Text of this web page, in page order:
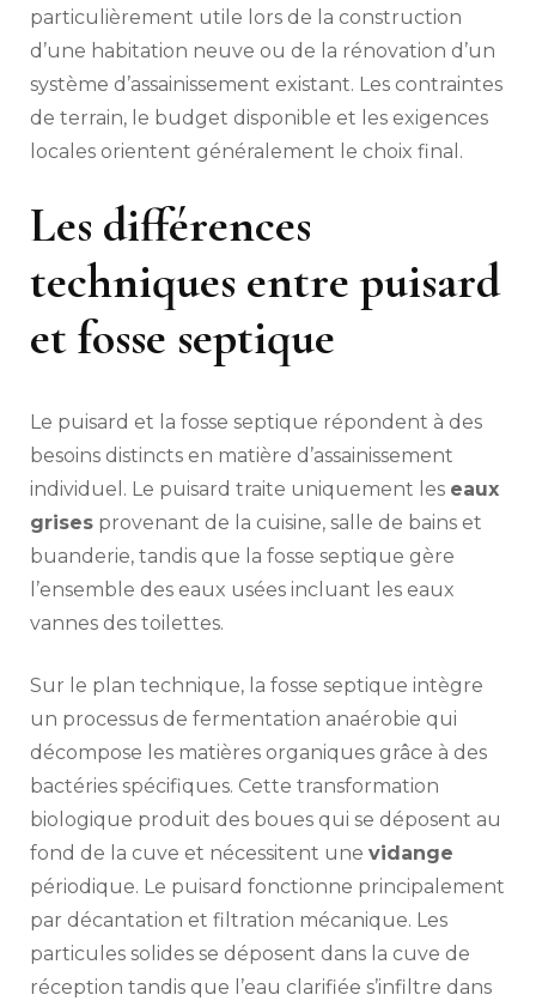
particulièrement utile lors de la construction
d’une habitation neuve ou de la rénovation d’un
système d’assainissement existant. Les contraintes
de terrain, le budget disponible et les exigences
locales orientent généralement le choix final.
Les différences
techniques entre puisard
et fosse septique
Le puisard et la fosse septique répondent à des
besoins distincts en matière d’assainissement
individuel. Le puisard traite uniquement les eaux
grises provenant de la cuisine, salle de bains et
buanderie, tandis que la fosse septique gère
l’ensemble des eaux usées incluant les eaux
vannes des toilettes.
Sur le plan technique, la fosse septique intègre
un processus de fermentation anaérobie qui
décompose les matières organiques grâce à des
bactéries spécifiques. Cette transformation
biologique produit des boues qui se déposent au
fond de la cuve et nécessitent une vidange
périodique. Le puisard fonctionne principalement
par décantation et filtration mécanique. Les
particules solides se déposent dans la cuve de
réception tandis que l’eau clarifiée s’infiltre dans